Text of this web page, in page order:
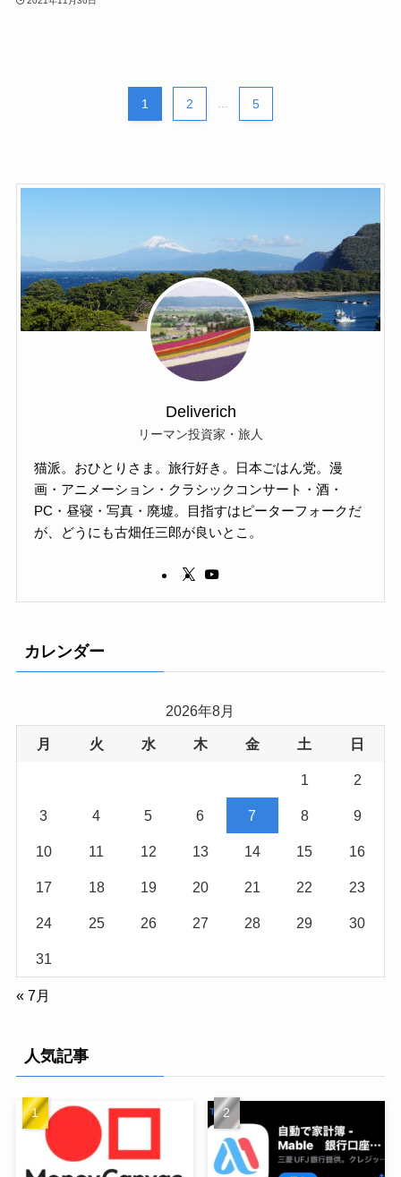
1 2 5
Deliverich
リーマン投資家・旅人
猫派。おひとりさま。旅行好き。日本ごはん党。漫
画・アニメーション・クラシックコンサート・酒・
PC・昼寝・写真・廃墟。目指すはピーターフォークだ
が、どうにも古畑任三郎が良いとこ。
カレンダー
2026年8月
月 火 水 木 金 土 日
1 2
3 4 5 6 7 8 9
10 11 12 13 14 15 16
17 18 19 20 21 22 23
24 25 26 27 28 29 30
31
« 7月
人気記事